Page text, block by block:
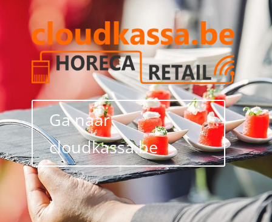
Ga naar
cloudkassa.be